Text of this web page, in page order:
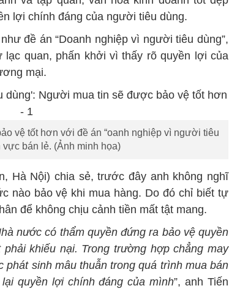
lợi chính đáng của người tiêu dùng.
đề án “Doanh nghiệp vì người tiêu dùng”,
quan, phấn khởi vì thấy rõ quyền lợi của
mại.
vệ tốt hơn với đề án “oanh nghiệp vì người tiêu
vực bán lẻ. (Ảnh minh họa)
Hà Nội) chia sẻ, trước đây anh không nghĩ
nào bảo vệ khi mua hàng. Do đó chỉ biết tự
để không chịu cảnh tiền mất tật mang.
nước có thẩm quyền đứng ra bảo vệ quyền
khiếu nại. Trong trường hợp chẳng may
phát sinh mâu thuẫn trong quá trình mua bán
quyền lợi chính đáng của mình”, anh Tiến